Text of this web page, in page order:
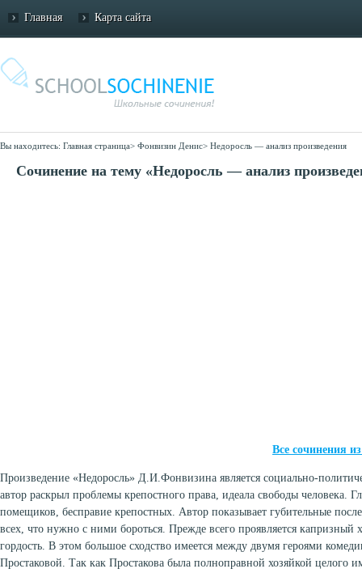
Главная Карта сайта
Вы находитесь: Главная страница> Фонвизин Денис> Недоросль — анализ произведения
Сочинение на тему «Недоросль — анализ
Все сочинения
Произведение «Недоросль» Д.И.Фонвизина является социально-
автор раскрыл проблемы крепостного права, идеала свободы человека.
помещиков, бесправие крепостных. Автор показывает губительные
всех, что нужно с ними бороться. Прежде всего проявляется капризный
гордость. В этом большое сходство имеется между двумя героями
Простаковой. Так как Простакова была полноправной хозяйкой целого